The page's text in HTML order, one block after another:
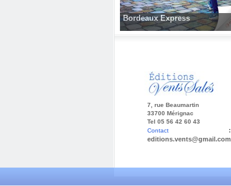
Bordeaux Express
7, rue Beaumartin
33700 Mérignac
Tel 05 56 42 60 43
Contact :
editions.vents@gmail.com